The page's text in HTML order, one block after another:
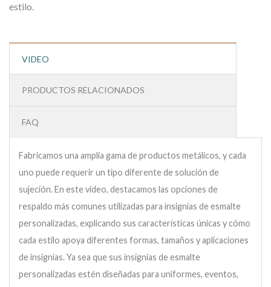
estilo.
VIDEO
PRODUCTOS RELACIONADOS
FAQ
Fabricamos una amplia gama de productos metálicos, y cada
uno puede requerir un tipo diferente de solución de
sujeción. En este video, destacamos las opciones de
respaldo más comunes utilizadas para insignias de esmalte
personalizadas, explicando sus características únicas y cómo
cada estilo apoya diferentes formas, tamaños y aplicaciones
de insignias. Ya sea que sus insignias de esmalte
personalizadas estén diseñadas para uniformes, eventos,